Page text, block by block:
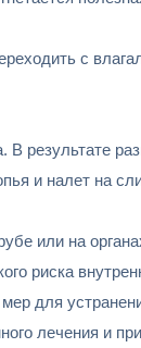
с
результате
и налет на
или на
риска
для
лечения и